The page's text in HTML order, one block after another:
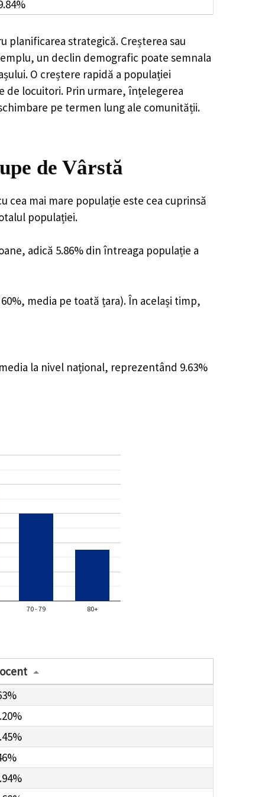
strategică. Creșterea sau
un declin demografic poate semnala
O creștere rapidă a populației
de locuitori. Prin urmare, înțelegerea
pe termen lung ale comunității.
de Vârstă
cea mai mare populație este cea cuprinsă
populației.
adică 5.86% din întreaga populație a
media pe toată țara). În același timp,
la nivel național, reprezentând 9.63%
70 - 79 80+